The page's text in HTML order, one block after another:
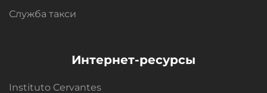
Служба такси
Интернет-ресурсы
Instituto Cervantes